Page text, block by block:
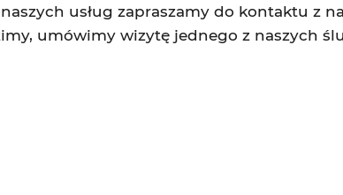
usług zapraszamy do kontaktu z
umówimy wizytę jednego z naszych